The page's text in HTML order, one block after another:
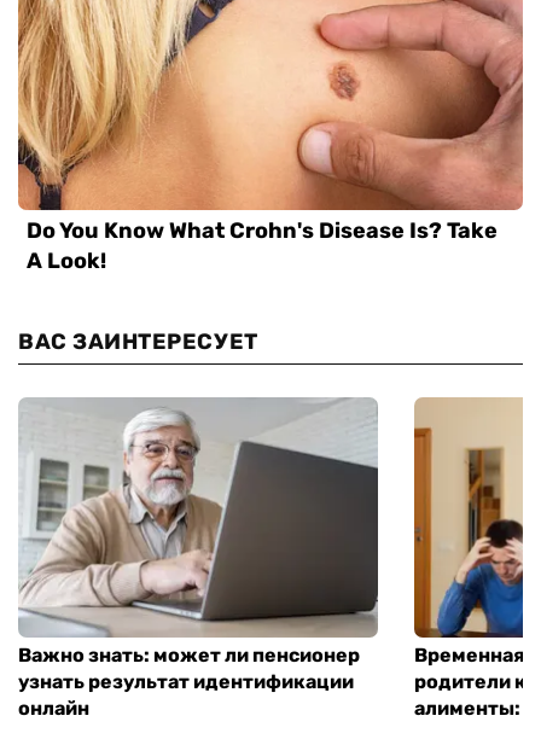
ВАС ЗАИНТЕРЕСУЕТ
Важно знать: может ли пенсионер
узнать результат идентификации
онлайн
Временная
родители
алименты: